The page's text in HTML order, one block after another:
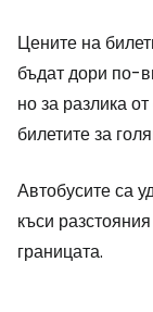
Цените на
бъдат дори по-
но за разлика
билетите за
Автобусите са
къси
границата.